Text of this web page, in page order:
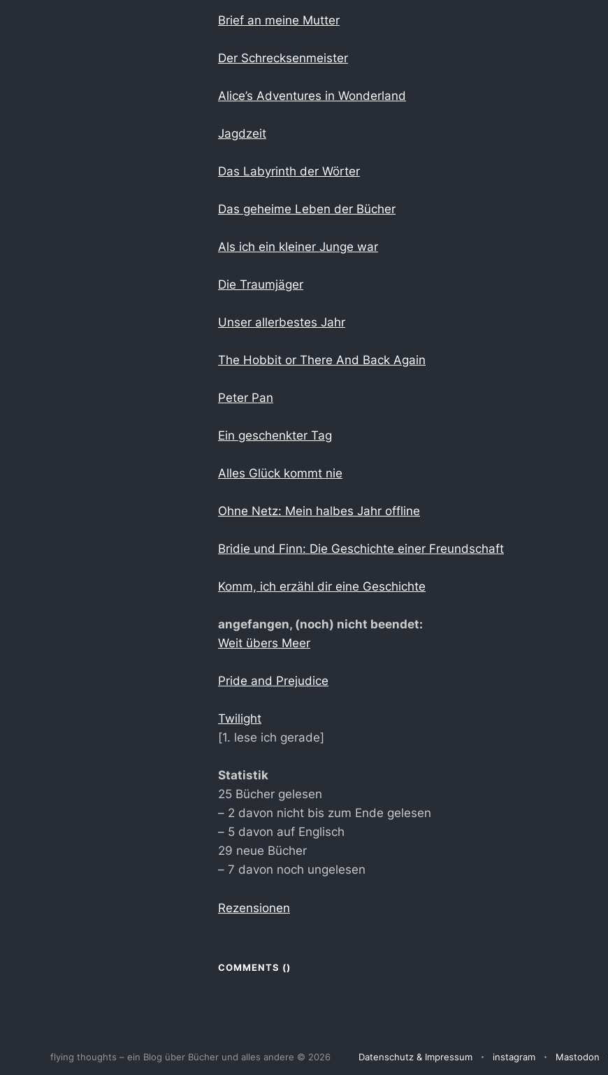
Brief an meine Mutter
Der Schrecksenmeister
Alice’s Adventures in Wonderland
Jagdzeit
Das Labyrinth der Wörter
Das geheime Leben der Bücher
Als ich ein kleiner Junge war
Die Traumjäger
Unser allerbestes Jahr
The Hobbit or There And Back Again
Peter Pan
Ein geschenkter Tag
Alles Glück kommt nie
Ohne Netz: Mein halbes Jahr offline
Bridie und Finn: Die Geschichte einer Freundschaft
Komm, ich erzähl dir eine Geschichte
angefangen, (noch) nicht beendet:
Weit übers Meer
Pride and Prejudice
Twilight
[1. lese ich gerade]
Statistik
25 Bücher gelesen
– 2 davon nicht bis zum Ende gelesen
– 5 davon auf Englisch
29 neue Bücher
– 7 davon noch ungelesen
Rezensionen
COMMENTS ()
flying thoughts – ein Blog über Bücher und alles andere © 2026 Datenschutz & Impressum instagram Mastodon